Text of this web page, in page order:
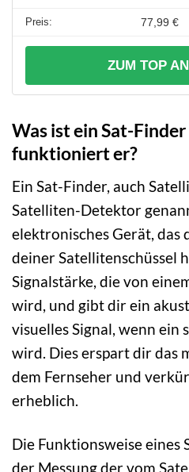
77,99 €
ZUM TOP
Was ist ein Sat-
funktioniert er?
Ein Sat-Finder, auch
Satelliten-Detektor
elektronisches Gerät,
deiner Satellitenschüssel
Signalstärke, die von
wird, und gibt dir ein
visuelles Signal, wenn ein
wird. Dies erspart dir das
dem Fernseher und
erheblich.
Die Funktionsweise eines
der Messung der vom